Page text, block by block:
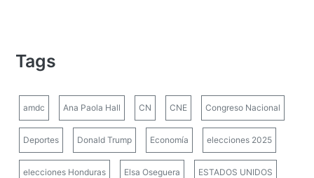
Tags
amdc Ana Paola Hall CN CNE Congreso Nacional
Deportes Donald Trump Economía elecciones 2025
elecciones Honduras Elsa Oseguera ESTADOS UNIDOS